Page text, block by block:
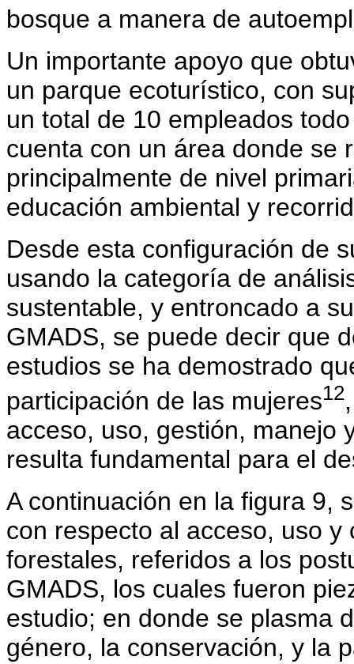
bosque a manera de
Un importante apoyo que
un parque ecoturístico, con
un total de 10 empleados
cuenta con un área donde se
principalmente de nivel
educación ambiental y
Desde esta configuración de
usando la categoría de
sustentable, y entroncado a
GMADS, se puede decir que
estudios se ha demostrado
participación de las mujeres12
acceso, uso, gestión, manejo
resulta fundamental para el
A continuación en la figura 9,
con respecto al acceso, uso
forestales, referidos a los
GMADS, los cuales fueron
estudio; en donde se plasma
género, la conservación, y la